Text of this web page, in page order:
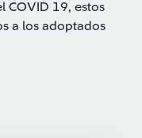
COVID 19, estos
a los adoptados